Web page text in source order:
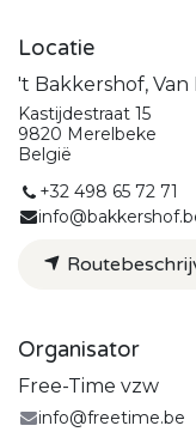
Locatie
't Bakkershof, Van
Kastijdestraat 15
9820 Merelbeke
België
+32 498 65 72 71
Organisator
Free-Time vzw
info@freetime.be